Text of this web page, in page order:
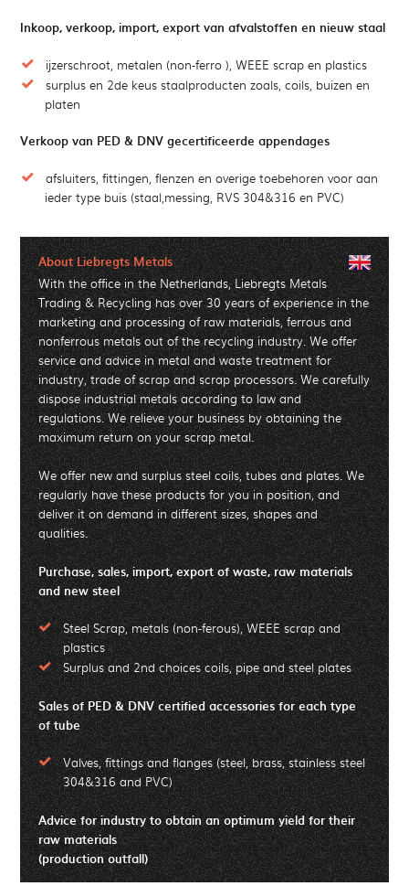
Inkoop, verkoop, import, export van afvalstoffen en nieuw staal
ijzerschroot, metalen (non-ferro ), WEEE scrap en plastics
surplus en 2de keus staalproducten zoals, coils, buizen en
platen
Verkoop van PED & DNV gecertificeerde appendages
afsluiters, fittingen, flenzen en overige toebehoren voor aan
ieder type buis (staal,messing, RVS 304&316 en PVC)
About Liebregts Metals
With the office in the Netherlands, Liebregts Metals
Trading & Recycling has over 30 years of experience in the
marketing and processing of raw materials, ferrous and
nonferrous metals out of the recycling industry. We offer
service and advice in metal and waste treatment for
industry, trade of scrap and scrap processors. We carefully
dispose industrial metals according to law and
regulations. We relieve your business by obtaining the
maximum return on your scrap metal.
We offer new and surplus steel coils, tubes and plates. We
regularly have these products for you in position, and
deliver it on demand in different sizes, shapes and
qualities.
Purchase, sales, import, export of waste, raw materials
and new steel
Steel Scrap, metals (non-ferous), WEEE scrap and
plastics
Surplus and 2nd choices coils, pipe and steel plates
Sales of PED & DNV certified accessories for each type
of tube
Valves, fittings and flanges (steel, brass, stainless steel
304&316 and PVC)
Advice for industry to obtain an optimum yield for their
raw materials
(production outfall)